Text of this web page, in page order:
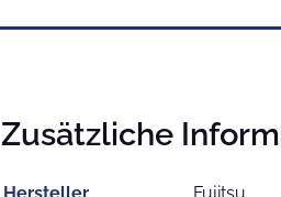
Zusätzliche